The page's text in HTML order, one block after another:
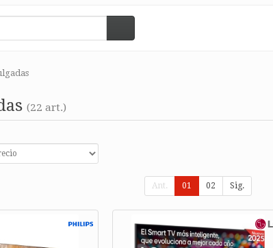
(22 art.)
Ant. 01 02 Sig.